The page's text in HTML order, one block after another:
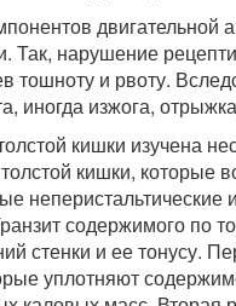
двигательной
Так, нарушение
тошноту и рвоту.
иногда изжога,
кишки изучена
кишки, которые
содержимого по
стенки и ее тонусу.
уплотняют